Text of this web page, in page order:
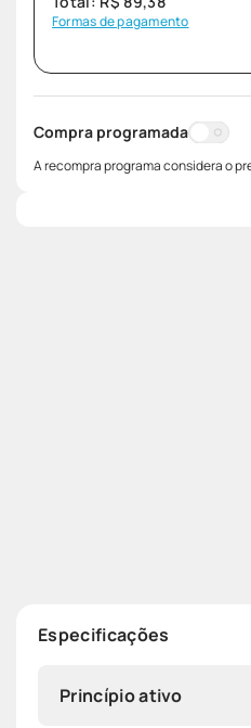
Formas de pagamento
Compra programada
A recompra programa considera o
Especificações
Princípio ativo